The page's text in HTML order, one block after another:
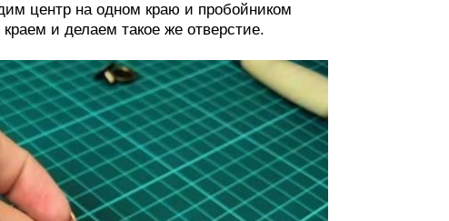
центр на одном краю и пробойником
и делаем такое же отверстие.